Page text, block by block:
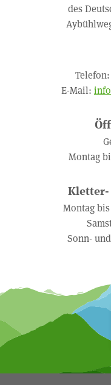
des
Telefon:
E-Mail:
Montag
Kletter-
Montag
Sonn-